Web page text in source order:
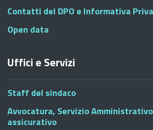
Contatti del DPO e Informativa
Open data
Uffici e Servizi
Staff del sindaco
Avvocatura, Servizio
assicurativo